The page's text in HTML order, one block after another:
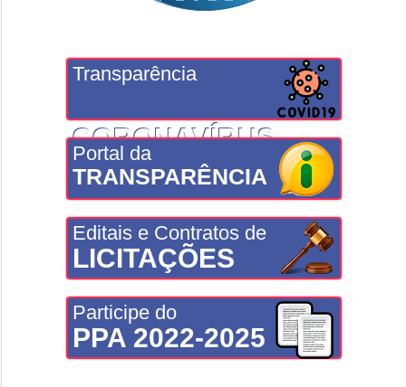
Transparência
CORONAVÍRUS
Portal da
TRANSPARÊNCIA
Editais e Contratos de
LICITAÇÕES
Participe do
PPA 2022-2025